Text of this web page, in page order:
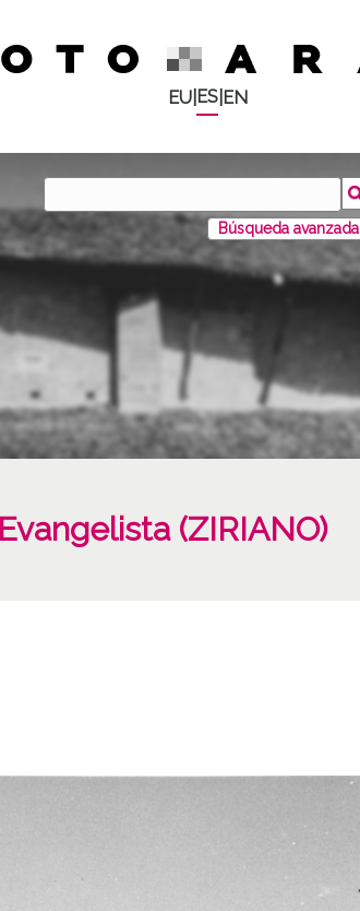
EU| ES| EN
Búsqueda avanzada
(ZIRIANO)